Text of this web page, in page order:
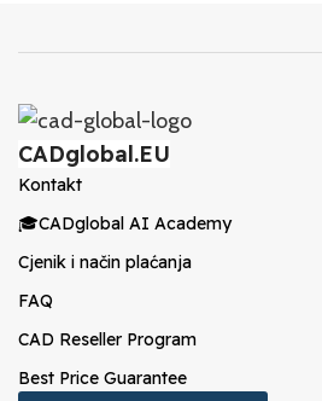
CADglobal.EU
Kontakt
🎓CADglobal AI Academy
Cjenik i način plaćanja
FAQ
CAD Reseller Program
Best Price Guarantee